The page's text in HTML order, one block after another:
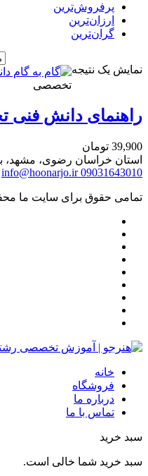
پرفروش‌ترین
ارزان‌ترین
گران‌ترین
نمایش یک نتیجه
تخصصی
راهنمای دانش فنی
39,900 تومان
استان خراسان رضوی، مشهد،
09031643010
info@hoonarjo.ir
تمامی حقوق برای سایت ما
خانه
فروشگاه
درباره ما
تماس با ما
سبد خرید
سبد خرید شما خالی است.